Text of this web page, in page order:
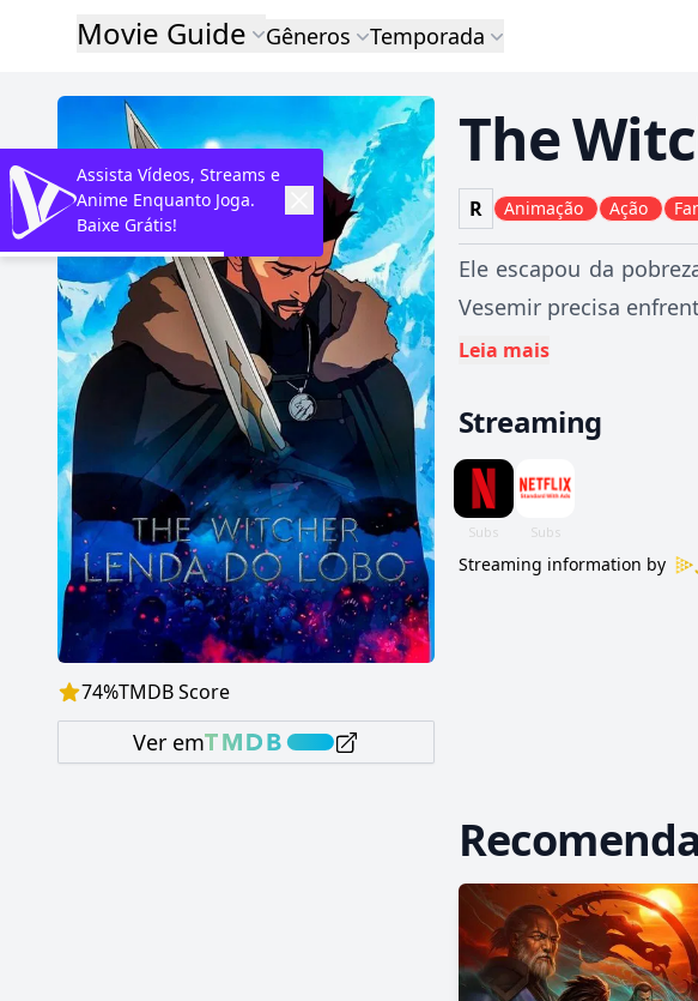
Movie Guide Gêneros Temporada
74%TMDB Score
Ver em
The
R Animação Ação
Ele escapou da
Vesemir precisa
Leia mais
Streaming
Streaming information by
Assista Vídeos, Streams e
Anime Enquanto Joga.
Baixe Grátis!